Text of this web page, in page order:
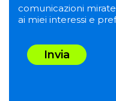
comunicazioni
ai miei interessi e
Invia